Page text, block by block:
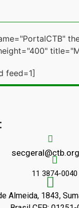
feed=1]
11 3874-0040
Almeida, 1843,